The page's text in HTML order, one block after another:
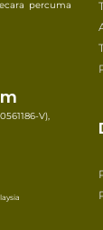
percuma
V),